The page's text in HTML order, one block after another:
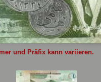
und Präfix kann variieren.